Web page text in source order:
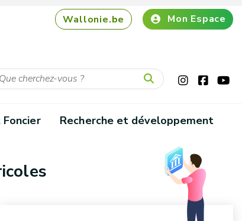
Wallonie.be Mon Espace
Recherche et développement